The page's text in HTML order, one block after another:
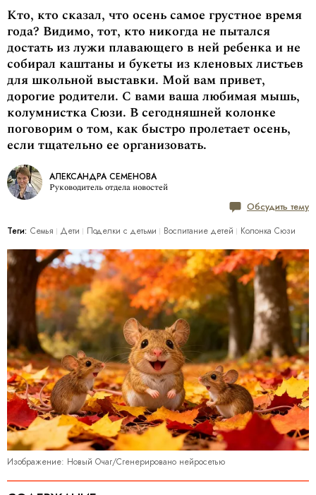
Кто, кто сказал, что осень самое грустное время
года? Видимо, тот, кто никогда не пытался
достать из лужи плавающего в ней ребенка и не
собирал каштаны и букеты из кленовых листьев
для школьной выставки. Мой вам привет,
дорогие родители. С вами ваша любимая мышь,
колумнистка Сюзи. В сегодняшней колонке
поговорим о том, как быстро пролетает осень,
если тщательно ее организовать.
АЛЕКСАНДРА СЕМЕНОВА
Руководитель отдела новостей
Обсудить тему
Теги: Семья Дети Поделки с детьми Воспитание детей Колонка Сюзи
Изображение: Новый Очаг/Сгенерировано нейросетью